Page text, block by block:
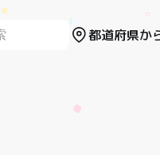
都道府県か